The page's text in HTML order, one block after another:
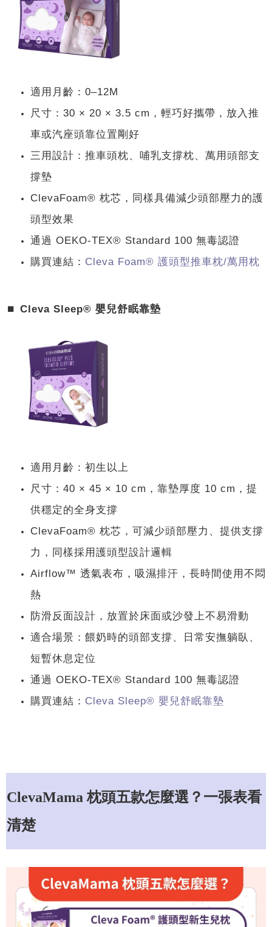
適用月齡：0–12M
尺寸：30 × 20 × 3.5 cm，輕巧好攜帶，放入推
車或汽座頭靠位置剛好
三用設計：推車頭枕、哺乳支撐枕、萬用頭部支
撐墊
ClevaFoam® 枕芯，同樣具備減少頭部壓力的護
頭型效果
通過 OEKO-TEX® Standard 100 無毒認證
購買連結： Cleva Foam® 護頭型推車枕/萬用枕
⏹︎ Cleva Sleep® 嬰兒舒眠靠墊
適用月齡：初生以上
尺寸：40 × 45 × 10 cm，靠墊厚度 10 cm，提
供穩定的全身支撐
ClevaFoam® 枕芯，可減少頭部壓力、提供支撐
力，同樣採用護頭型設計邏輯
Airflow™ 透氣表布，吸濕排汗，長時間使用不悶
熱
防滑反面設計，放置於床面或沙發上不易滑動
適合場景：餵奶時的頭部支撐、日常安撫躺臥、
短暫休息定位
通過 OEKO-TEX® Standard 100 無毒認證
購買連結： Cleva Sleep® 嬰兒舒眠靠墊
ClevaMama 枕頭五款怎麼選？一張表看
清楚